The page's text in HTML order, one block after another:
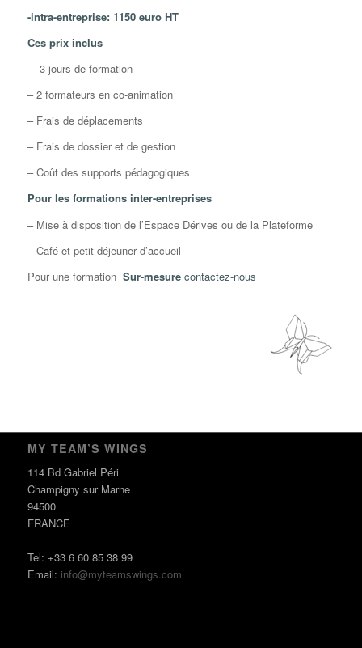
-intra-entreprise: 1150 euro HT
Ces prix inclus
– 3 jours de formation
– 2 formateurs en co-animation
– Frais de déplacements
– Frais de dossier et de gestion
– Coût des supports pédagogiques
Pour les formations inter-entreprises
– Mise à disposition de l’Espace Dérives ou de la Plateforme
– Café et petit déjeuner d’accueil
Pour une formation Sur-mesure contactez-nous
MY TEAM’S WINGS
114 Bd Gabriel Péri
Champigny sur Marne
94500
FRANCE
Tel: +33 6 60 85 38 99
Email: info@myteamswings.com